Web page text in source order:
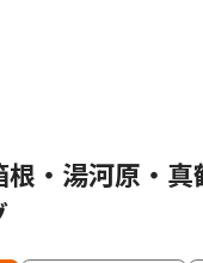
根・湯河原・真